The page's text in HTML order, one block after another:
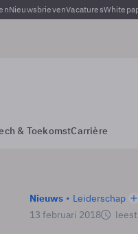
NieuwsbrievenVacatures
& ToekomstCarrière
Nieuws
Leiderschap
13 februari 2018